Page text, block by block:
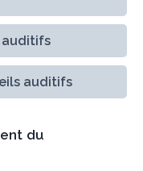
auditifs
auditifs
du